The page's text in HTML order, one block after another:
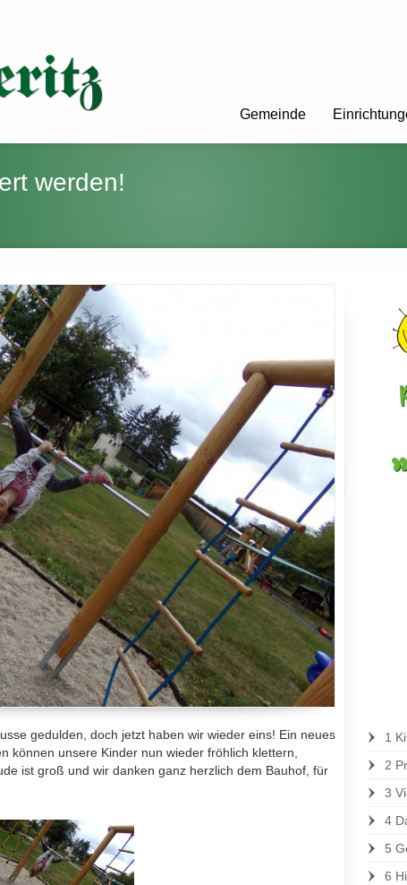
Gemeinde
werden!
gedulden, doch jetzt haben wir wieder eins! Ein neues
können unsere Kinder nun wieder fröhlich klettern,
ist groß und wir danken ganz herzlich dem Bauhof, für
1
2
3
4
5
6